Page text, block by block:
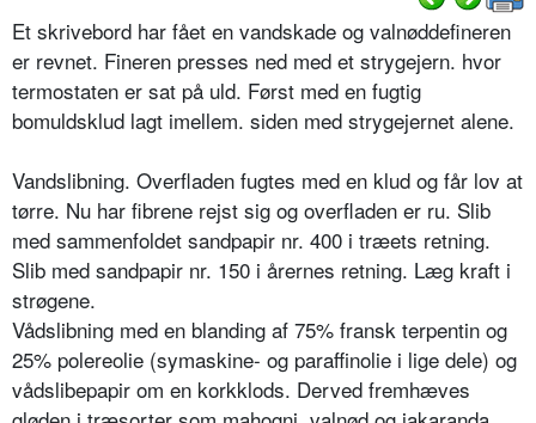
Et skrivebord har fået en vandskade og valnøddefineren
er revnet. Fineren presses ned med et strygejern. hvor
termostaten er sat på uld. Først med en fugtig
bomuldsklud lagt imellem. siden med strygejernet alene.
Vandslibning. Overfladen fugtes med en klud og får lov at
tørre. Nu har fibrene rejst sig og overfladen er ru. Slib
med sammenfoldet sandpapir nr. 400 i træets retning.
Slib med sandpapir nr. 150 i årernes retning. Læg kraft i
strøgene.
Vådslibning med en blanding af 75% fransk terpentin og
25% polereolie (symaskine- og paraffinolie i lige dele) og
vådslibepapir om en korkklods. Derved fremhæves